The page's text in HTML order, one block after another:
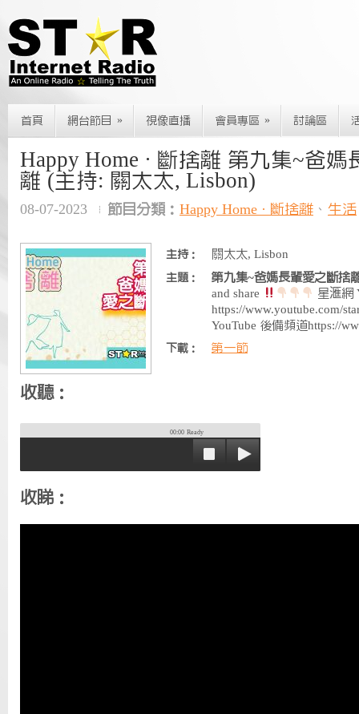
首頁 網台節目 » 視像直播 會員專區 » 討論區
Happy Home · 斷捨離 第九集~爸媽
離 (主持: 關太太, Lisbon)
08-07-2023 節目分類： Happy Home · 斷捨離 、 生活
主持： 關太太, Lisbon
主題：
第九集~爸媽長輩愛之斷捨
and share
星滙網
https://www.youtube.com/
YouTube 後備頻道https://
下載： 第一節
收聽：
00:00 Ready
收睇：